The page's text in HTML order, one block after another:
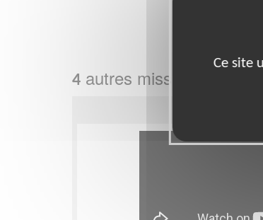
4 autres missions
Ce site